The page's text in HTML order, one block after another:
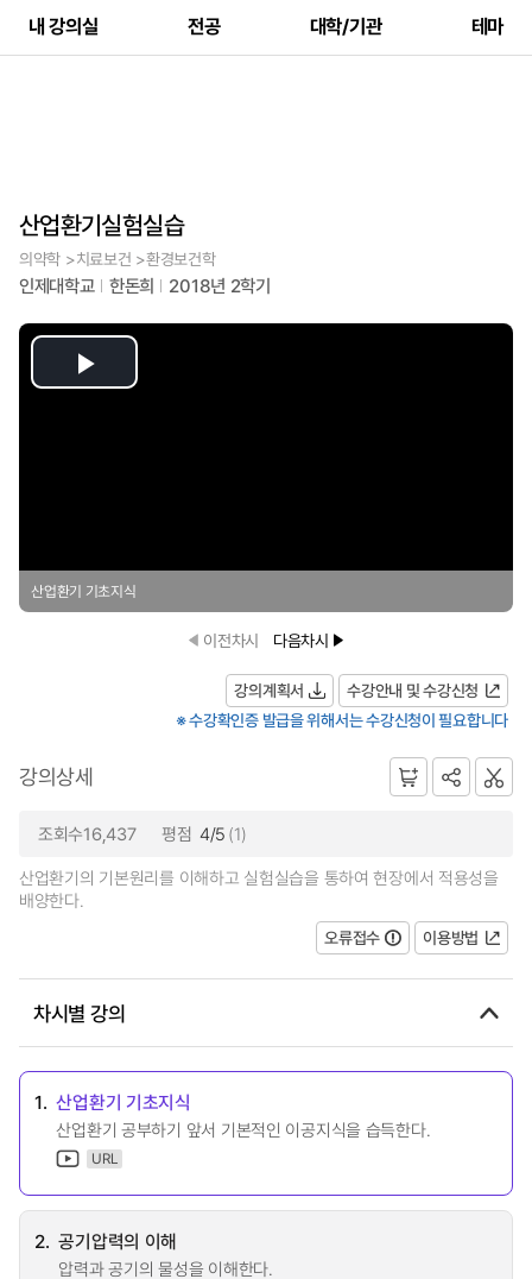
내 강의실 전공 대학/기관 테마
산업환기실험실습
의약학 >치료보건 >환경보건학
인제대학교 한돈희 2018년 2학기
Play
산업환기 기초지식
이전차시 다음차시
강의계획서
수강안내 및 수강신청
※ 수강확인증 발급을 위해서는 수강신청이 필요합니다
강의상세
조회수16,437 평점 4/5 (1)
산업환기의 기본원리를 이해하고 실험실습을 통하여 현장에서 적용성을
배양한다.
오류접수
이용방법
차시별 강의
1. 산업환기 기초지식
산업환기 공부하기 앞서 기본적인 이공지식을 습득한다.
URL
2. 공기압력의 이해
압력과 공기의 물성을 이해한다.